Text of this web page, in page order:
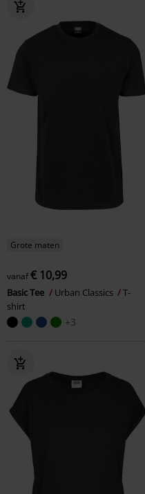
Grote maten
vanaf€ 10,99
Basic Tee Urban Classics
T-
shirt
+3